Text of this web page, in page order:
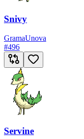
Snivy
GramaUnova
#496
Servine